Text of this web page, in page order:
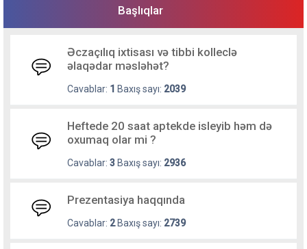
Başlıqlar
Əczaçılıq ixtisası və tibbi kolleclə
əlaqədar məsləhət?
Cavablar: 1 Baxış sayı: 2039
Heftede 20 saat aptekde isleyib həm də
oxumaq olar mi ?
Cavablar: 3 Baxış sayı: 2936
Prezentasiya haqqında
Cavablar: 2Baxış sayı: 2739